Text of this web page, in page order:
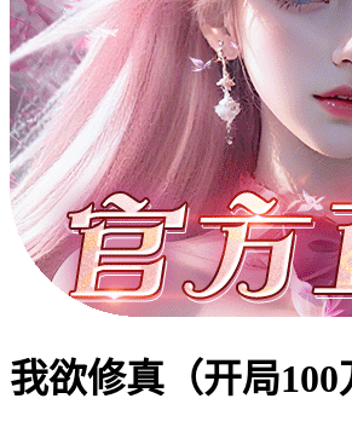
我欲修真（开局100